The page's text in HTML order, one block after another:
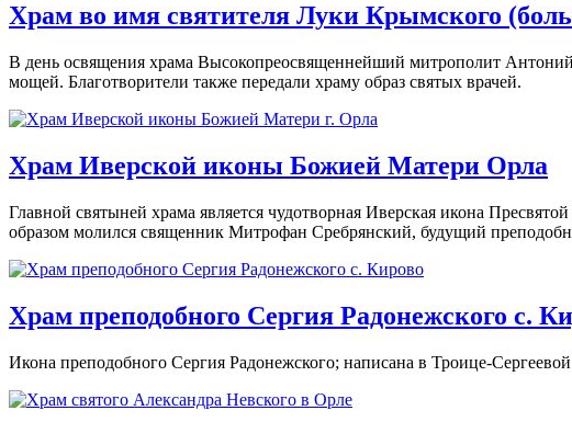
Храм во имя святителя Луки Крымского
В день освящения храма Высокопреосвященнейший митрополит
мощей. Благотворители также передали храму образ святых врачей.
Храм Иверской иконы Божией Матери Орла
Главной святыней храма является чудотворная Иверская икона
образом молился священник Митрофан Сребрянский, будущий
Храм преподобного Сергия Радонежского с.
Икона преподобного Сергия Радонежского; написана в Троице-